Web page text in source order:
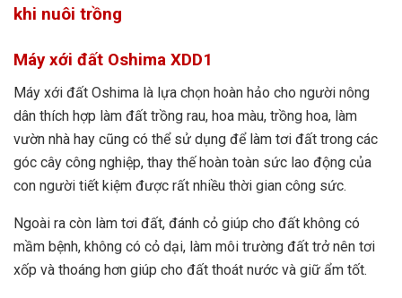
khi nuôi trồng
Máy xới đất Oshima XDD1
Máy xới đất Oshima là lựa chọn hoàn hảo cho người nông
dân thích hợp làm đất trồng rau, hoa màu, trồng hoa, làm
vườn nhà hay cũng có thể sử dụng để làm tơi đất trong các
góc cây công nghiệp, thay thế hoàn toàn sức lao động của
con người tiết kiệm được rất nhiều thời gian công sức.
Ngoài ra còn làm tơi đất, đánh cỏ giúp cho đất không có
mầm bệnh, không có cỏ dại, làm môi trường đất trở nên tơi
xốp và thoáng hơn giúp cho đất thoát nước và giữ ẩm tốt.